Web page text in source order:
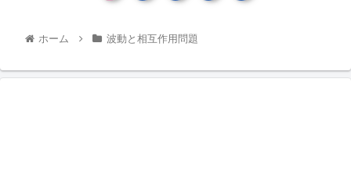
ホーム 波動と相互作用問題